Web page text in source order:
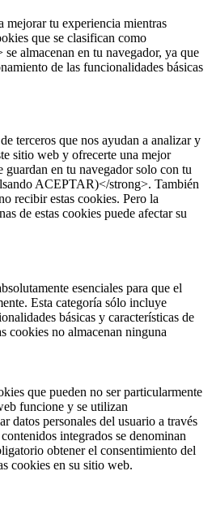
mejorar tu experiencia mientras
que se clasifican como
almacenan en tu navegador, ya que
de las funcionalidades básicas
terceros que nos ayudan a analizar y
sitio web y ofrecerte una mejor
guardan en tu navegador solo con tu
ACEPTAR)</strong>. También
recibir estas cookies. Pero la
de estas cookies puede afectar su
esenciales para que el
Esta categoría sólo incluye
básicas y características de
cookies no almacenan ninguna
que pueden no ser particularmente
funcione y se utilizan
datos personales del usuario a través
integrados se denominan
obtener el consentimiento del
cookies en su sitio web.